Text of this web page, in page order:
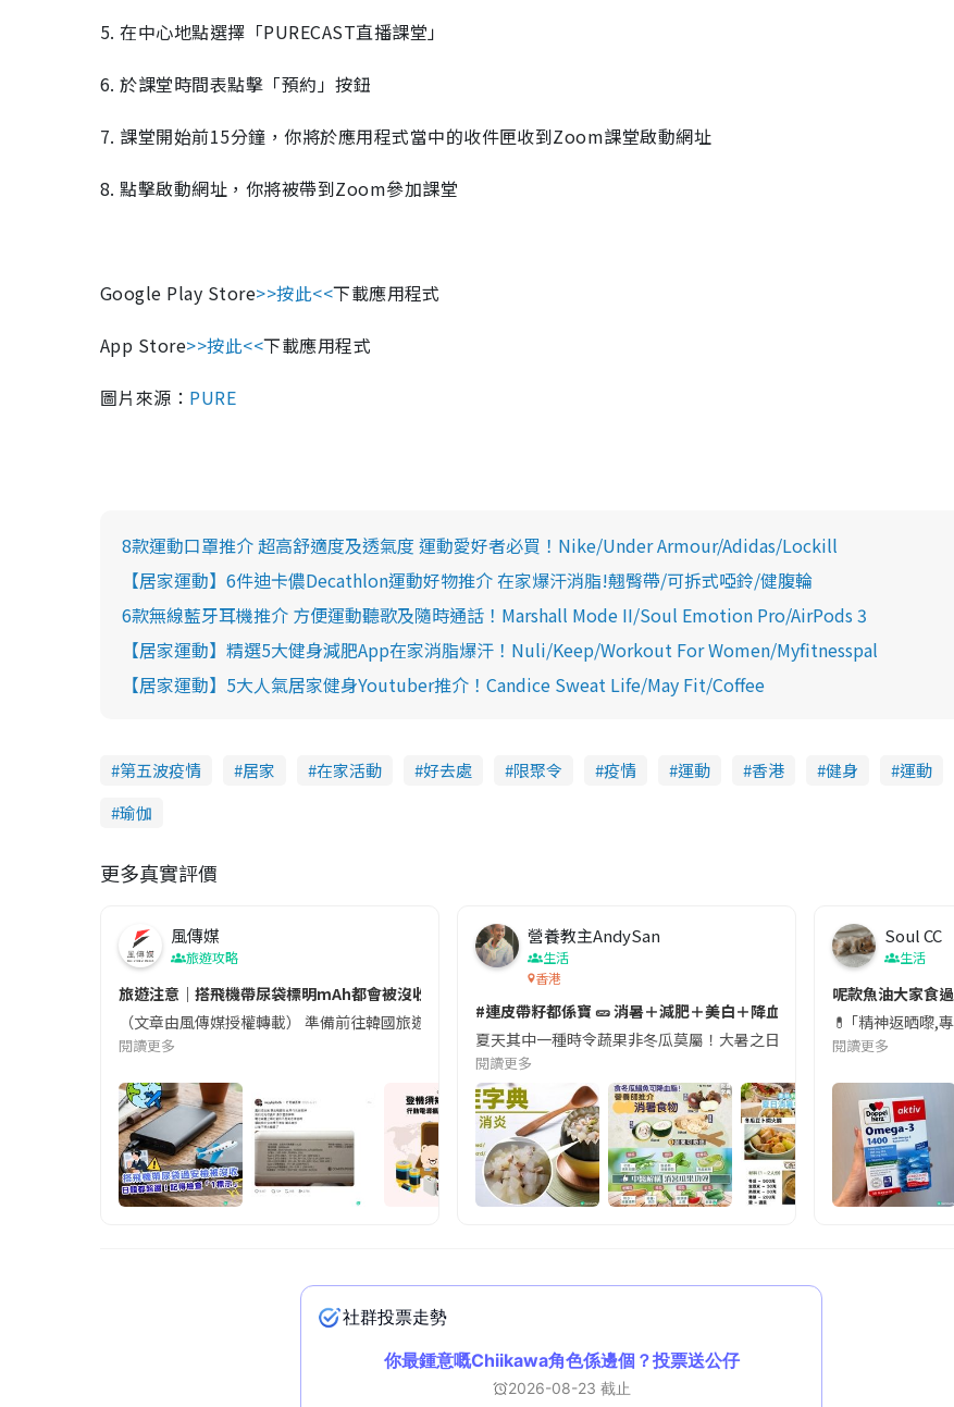
5. 在中心地點選擇「PURECAST直播課堂」
6. 於課堂時間表點擊「預約」按鈕
7. 課堂開始前15分鐘，你將於應用程式當中的收件匣收到Zoom課堂啟動網址
8. 點擊啟動網址，你將被帶到Zoom參加課堂
Google Play Store>>按此<<下載應用程式
App Store>>按此<<下載應用程式
圖片來源： PURE
8款運動口罩推介 超高舒適度及透氣度 運動愛好者必買！Nike/Under Armour/Adidas/Lockill
【居家運動】6件迪卡儂Decathlon運動好物推介 在家爆汗消脂!翹臀帶/可拆式啞鈴/健腹輪
6款無線藍牙耳機推介 方便運動聽歌及隨時通話！Marshall Mode II/Soul Emotion Pro/AirPods 3
【居家運動】精選5大健身減肥App在家消脂爆汗！Nuli/Keep/Workout For Women/Myfitnesspal
【居家運動】5大人氣居家健身Youtuber推介！Candice Sweat Life/May Fit/Coffee
第五波疫情 居家 在家活動 好去處 限聚令 疫情 運動 香港 健身
運動
瑜伽
更多真實評價
風傳媒
旅遊攻略
旅遊注意｜搭飛機帶尿袋標明mAh都會被沒收😱出發前切記檢查「1標示」🚨
（文章由風傳媒授權轉載） 準備前往韓國旅遊的民眾，近期要特別留意隨身行李中的行動電源。一名旅客日前在機場安
閱讀更多
營養教主AndySan
生活
香港
#連皮帶籽都係寶 🥒 消暑＋減肥＋美白＋降血脂
夏天其中一種時令蔬果非冬瓜莫屬！大暑之日，點都要飲碗冬瓜湯消
閱讀更多
Soul CC
生活
呢款魚油大家食
💊 ｢精神返晒嚟,
閱讀更多